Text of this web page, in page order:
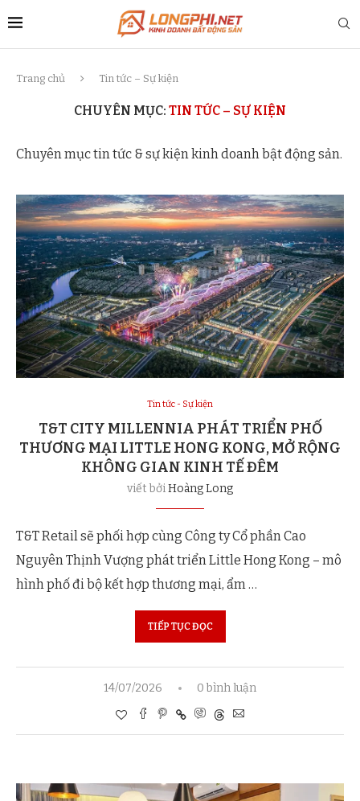
Trang chủ Tin tức – Sự kiện
CHUYÊN MỤC: TIN TỨC – SỰ KIỆN
Chuyên mục tin tức & sự kiện kinh doanh bật động sản.
Tin tức - Sự kiện
T&T CITY MILLENNIA PHÁT TRIỂN PHỐ
THƯƠNG MẠI LITTLE HONG KONG, MỞ RỘNG
KHÔNG GIAN KINH TẾ ĐÊM
viết bởiHoàng Long
T&T Retail sẽ phối hợp cùng Công ty Cổ phần Cao
Nguyên Thịnh Vượng phát triển Little Hong Kong – mô
hình phố đi bộ kết hợp thương mại, ẩm …
TIẾP TỤC ĐỌC
14/07/2026 0 bình luận